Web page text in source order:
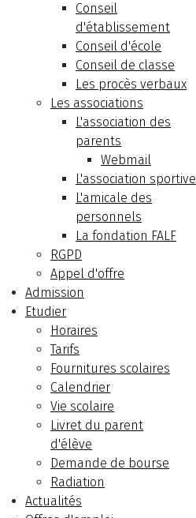
Conseil
d'établissement
Conseil d'école
Conseil de classe
Les procès verbaux
Les associations
L'association des
parents
Webmail
L'association sportive
L'amicale des
personnels
La fondation FALF
RGPD
Appel d'offre
Admission
Etudier
Horaires
Tarifs
Fournitures scolaires
Calendrier
Vie scolaire
Livret du parent
d'élève
Demande de bourse
Radiation
Actualités